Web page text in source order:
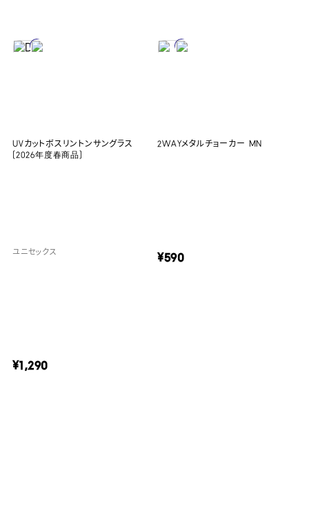
UVカットボスリントンサングラス
(2026年度春商品)
ユニセックス
¥1,290
2WAYメタルチョーカー MN
¥590